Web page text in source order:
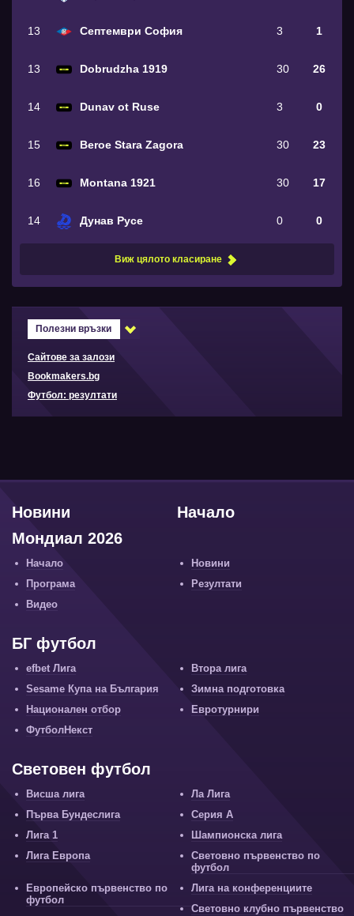
13 Септември София 3 1
13 Dobrudzha 1919 30 26
14 Dunav ot Ruse 3 0
15 Beroe Stara Zagora 30 23
16 Montana 1921 30 17
14 Дунав Русе 0 0
Виж цялото класиране
Полезни връзки
Сайтове за залози
Bookmakers.bg
Футбол: резултати
Начало
Новини
Мондиал 2026
Начало
Новини
Програма
Резултати
Видео
БГ футбол
efbet Лига
Втора лига
Sesame Купа на България
Зимна подготовка
Национален отбор
Евротурнири
ФутболНекст
Световен футбол
Висша лига
Ла Лига
Първа Бундеслига
Серия А
Лига 1
Шампионска лига
Лига Европа
Световно първенство по
футбол
Европейско първенство по
футбол
Лига на конференциите
Световно клубно първенство